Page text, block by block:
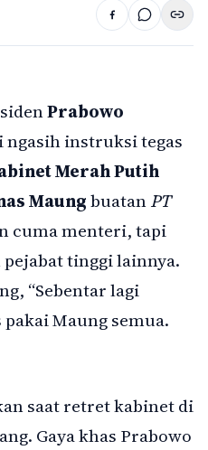
Prabowo
instruksi tegas
Merah Putih
MaungbuatanPT
cuma menteri, tapi
tinggi lainnya.
“Sebentar lagi
Maung semua.
saat retret kabinet di
Gaya khas Prabowo